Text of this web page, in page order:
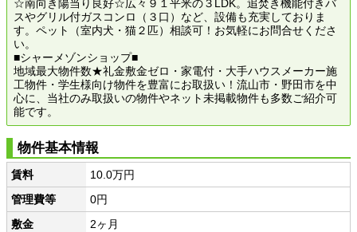
☆南向き陽当り良好☆広々９１平米の３LDK。追焚き機能付きバ
スやグリル付ガスコンロ（３口）など、設備も充実しておりま
す。ペット（室内犬・猫２匹）相談可！お気軽にお問合せくださ
い。
■シャーメゾンショップ■
地域最大物件数★礼金敷金ゼロ・家電付・大手ハウスメーカー施
工物件・学生様向け物件を豊富にお取扱い！流山市・野田市を中
心に、当社のみ取扱いの物件やネット未掲載物件も多数ご紹介可
能です。
物件基本情報
賃料
10.0万円
管理費等
0円
敷金
2ヶ月